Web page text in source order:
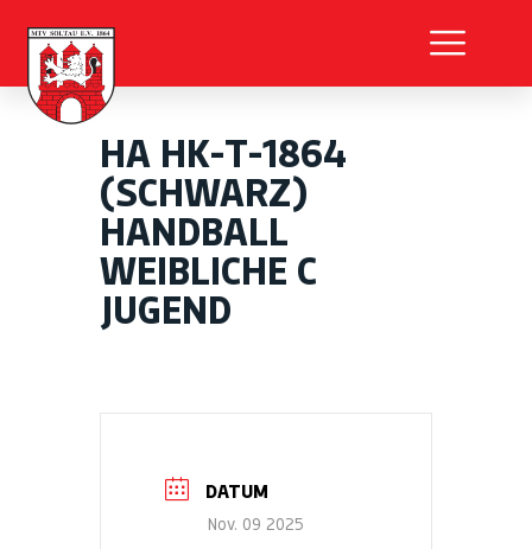
HA HK-T-1864
(SCHWARZ)
HANDBALL
WEIBLICHE C
JUGEND
DATUM
Nov. 09 2025